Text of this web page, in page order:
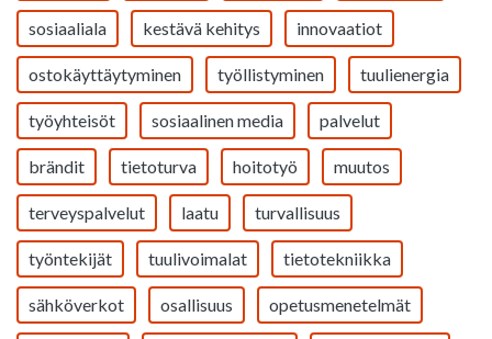
sosiaaliala kestävä kehitys innovaatiot
ostokäyttäytyminen työllistyminen tuulienergia
työyhteisöt sosiaalinen media palvelut
brändit tietoturva hoitotyö muutos
terveyspalvelut laatu turvallisuus
työntekijät tuulivoimalat tietotekniikka
sähköverkot osallisuus opetusmenetelmät